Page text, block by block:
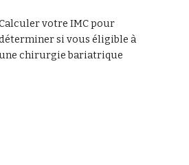
votre IMC pour
si vous éligible à
chirurgie bariatrique